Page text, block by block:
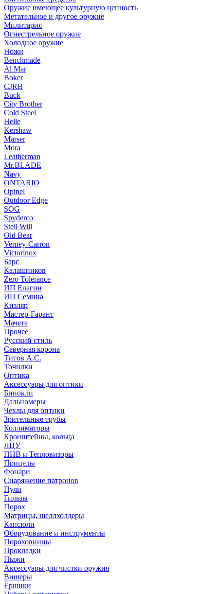
Оружие имеющее культурную ценность
Метательное и другое оружие
Милитария
Огнестрельное оружие
Холодное оружие
Ножи
Benchmade
Al Mar
Boker
CJRB
Buck
City Brother
Cold Steel
Helle
Kershaw
Marser
Mora
Leatherman
Mr.BLADE
Navy
ONTARIO
Opinel
Outdoor Edge
SOG
Spyderco
Stell Will
Old Bear
Verney-Carron
Victorinox
Барс
Калашников
Zero Tolerance
ИП Елагин
ИП Семина
Кизляр
Мастер-Гарант
Мачете
Прочее
Русский стиль
Северная корона
Титов А.С.
Точилки
Оптика
Аксессуары для оптики
Бинокли
Дальномеры
Чехлы для оптики
Зрительные трубы
Коллиматоры
Кронштейны, кольца
ЛЦУ
ПНВ и Тепловизоры
Прицелы
Фонари
Снаряжение патронов
Пули
Гильзы
Порох
Матрицы, шеллхолдеры
Капсюли
Оборудование и инструменты
Пороховницы
Прокладки
Пыжи
Аксессуары для чистки оружия
Вишеры
Ёршики